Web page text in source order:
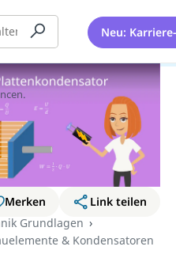
Neu:
Merken
Link teilen
Grundlagen
& Kondensatoren